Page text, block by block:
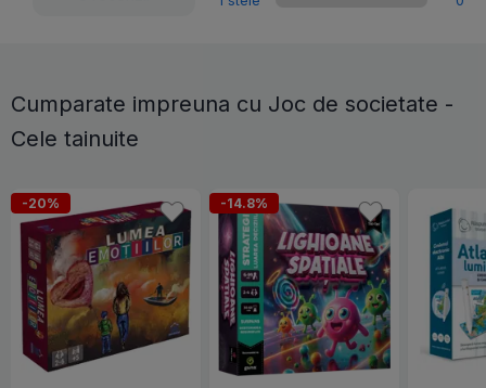
Cumparate impreuna cu Joc de societate -
Cele tainuite
-20% -14.8%